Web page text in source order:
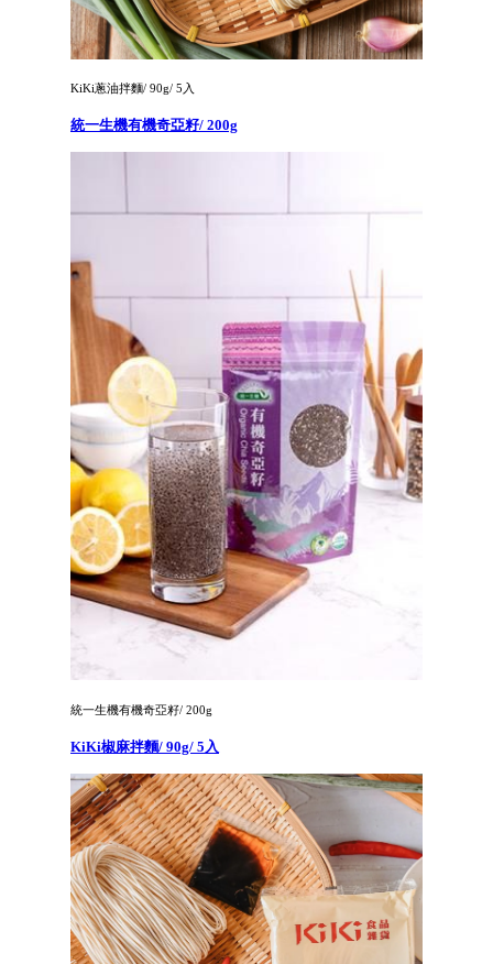
KiKi蔥油拌麵/ 90g/ 5入
統一生機有機奇亞籽/ 200g
統一生機有機奇亞籽/ 200g
KiKi椒麻拌麵/ 90g/ 5入